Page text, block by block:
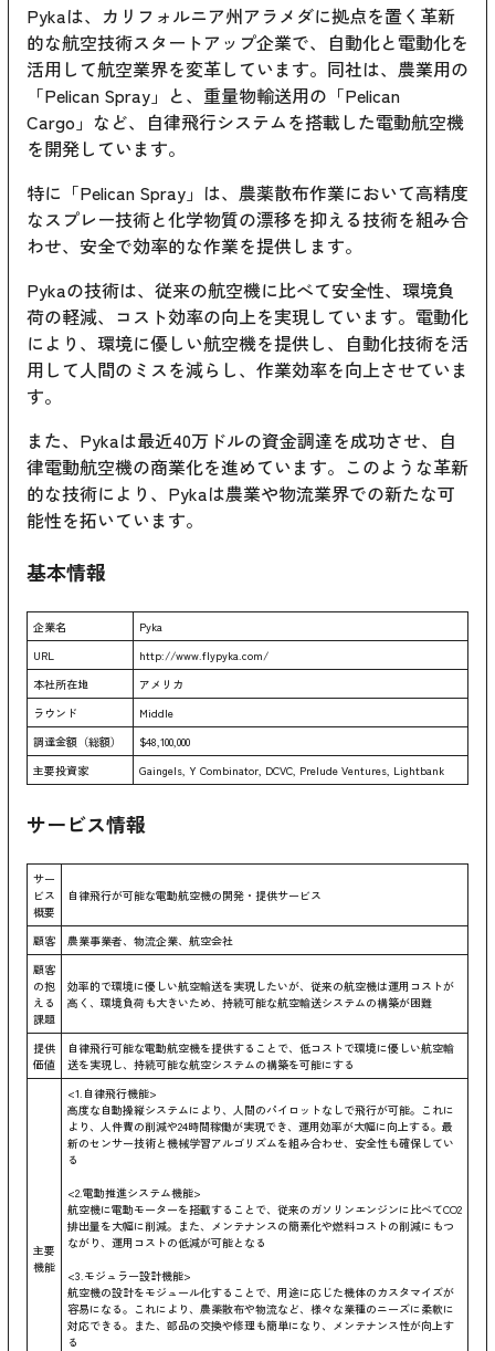
Pykaは、カリフォルニア州アラメダに拠点を置く革新
的な航空技術スタートアップ企業で、自動化と電動化を
活用して航空業界を変革しています。同社は、農業用の
「Pelican Spray」と、重量物輸送用の「Pelican
Cargo」など、自律飛行システムを搭載した電動航空機
を開発しています。
特に「Pelican Spray」は、農薬散布作業において高精度
なスプレー技術と化学物質の漂移を抑える技術を組み合
わせ、安全で効率的な作業を提供します。
Pykaの技術は、従来の航空機に比べて安全性、環境負
荷の軽減、コスト効率の向上を実現しています。電動化
により、環境に優しい航空機を提供し、自動化技術を活
用して人間のミスを減らし、作業効率を向上させていま
す。
また、Pykaは最近40万ドルの資金調達を成功させ、自
律電動航空機の商業化を進めています。このような革新
的な技術により、Pykaは農業や物流業界での新たな可
能性を拓いています。
基本情報
企業名
Pyka
URL
http://www.flypyka.com/
本社所在地
アメリカ
ラウンド
Middle
調達金額（総額）
$48,100,000
主要投資家
Gaingels, Y Combinator, DCVC, Prelude Ventures, Lightbank
サービス情報
サー
ビス
概要
自律飛行が可能な電動航空機の開発・提供サービス
顧客
農業事業者、物流企業、航空会社
顧客
の抱
える
課題
効率的で環境に優しい航空輸送を実現したいが、従来の航空機は運用コストが
高く、環境負荷も大きいため、持続可能な航空輸送システムの構築が困難
提供
価値
自律飛行可能な電動航空機を提供することで、低コストで環境に優しい航空輸
送を実現し、持続可能な航空システムの構築を可能にする
主要
機能
<1.自律飛行機能>
高度な自動操縦システムにより、人間のパイロットなしで飛行が可能。これに
より、人件費の削減や24時間稼働が実現でき、運用効率が大幅に向上する。最
新のセンサー技術と機械学習アルゴリズムを組み合わせ、安全性も確保してい
る
<2.電動推進システム機能>
航空機に電動モーターを搭載することで、従来のガソリンエンジンに比べてCO2
排出量を大幅に削減。また、メンテナンスの簡素化や燃料コストの削減にもつ
ながり、運用コストの低減が可能となる
<3.モジュラー設計機能>
航空機の設計をモジュール化することで、用途に応じた機体のカスタマイズが
容易になる。これにより、農薬散布や物流など、様々な業種のニーズに柔軟に
対応できる。また、部品の交換や修理も簡単になり、メンテナンス性が向上す
る